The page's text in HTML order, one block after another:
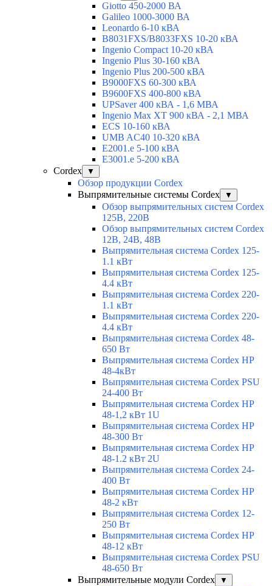
Giotto 450-2000 ВА
Galileo 1000-3000 ВА
Leonardo 6-10 кВА
B8031FXS/B8033FXS 10-20 кВА
Ingenio Compact 10-20 кВА
Ingenio Plus 30-160 кВА
Ingenio Plus 200-500 кВА
B9000FXS 60-300 кВА
B9600FXS 400-800 кВА
UPSaver 400 кВА - 1,6 МВА
Ingenio Max XT 900 кВА - 2,1 МВА
ECS 10-160 кВА
UMB AC40 10-320 кВА
E2001.e 5-100 кВА
E3001.e 5-200 кВА
Cordex
▼
Обзор продукции Cordex
Выпрямительные системы Cordex
▼
Обзор выпрямительных систем Cordex
125В, 220В
Обзор выпрямительных систем Cordex
12В, 24В, 48В
Выпрямительная система Cordex 125-
1.1 кВт
Выпрямительная система Cordex 125-
4.4 кВт
Выпрямительная система Cordex 220-
1.1 кВт
Выпрямительная система Cordex 220-
4.4 кВт
Выпрямительная система Cordex 48-
650 Вт
Выпрямительная система Cordex HP
48-4кВт
Выпрямительная система Cordex PSU
24-400 Вт
Выпрямительная система Cordex HP
48-1,2 кВт 1U
Выпрямительная система Cordex HP
48-300 Вт
Выпрямительная система Cordex HP
48-1.2 кВт 2U
Выпрямительная система Cordex 24-
400 Вт
Выпрямительная система Cordex HP
48-2 кВт
Выпрямительная система Cordex 12-
250 Вт
Выпрямительная система Cordex HP
48-12 кВт
Выпрямительная система Cordex PSU
48-650 Вт
Выпрямительные модули Cordex
▼